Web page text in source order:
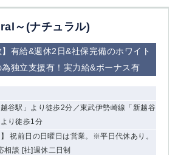
～(ナチュラル)
】有給&週休2日&社保完備のホワイト
独立支援有！実力給&ボーナス有
谷駅」より徒歩2分／東武伊勢崎線「新越谷
り徒歩1分
】 祝前日の日曜日は営業。※平日代休あり。
相談 [社]週休二日制